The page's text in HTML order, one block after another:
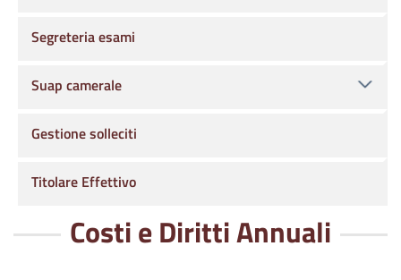
Costi e Diritti Annuali
Segreteria esami
Suap camerale
Gestione solleciti
Titolare Effettivo